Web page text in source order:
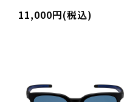
11,000円(税込)